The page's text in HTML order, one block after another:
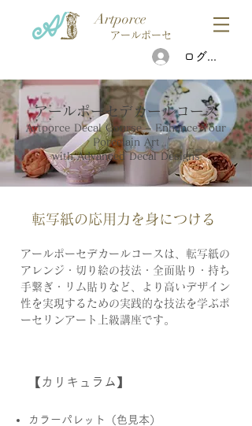
アールポーセ
Artporce
ログイン
アールポーセデカールコース
Artporce Decal Course – Enhance Your
Porcelain Art
with Advanced Decal Designs
転写紙の応用力を身につける
アールポーセデカールコースは、転写紙の
アレンジ・切り絵の技法・全面貼り・持ち
手繋ぎ・リム貼りなど、より高いデザイン
性を実現するための実践的な技法を学ぶポ
ーセリンアート上級講座です。
​【カリキュラム】
カラーパレット（色見本）